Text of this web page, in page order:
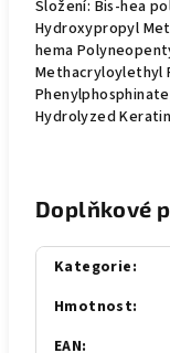
Složení: Bis-hea
Hydroxypropyl
hema
Methacryloylethyl
Hydrolyzed
Doplňkové
Kategorie:
Hmotnost:
EAN: